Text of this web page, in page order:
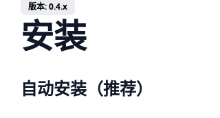
版本: 0.4.x
安装
自动安装（推荐）